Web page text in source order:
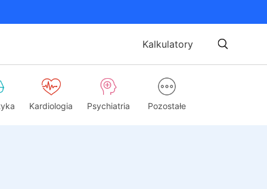
Kalkulatory
Kardiologia Psychiatria Pozostałe